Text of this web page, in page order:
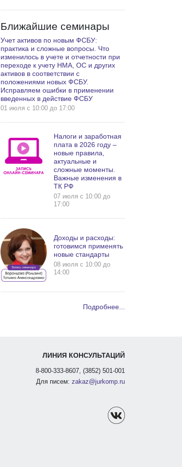
Ближайшие семинары
Учет активов по новым ФСБУ:
практика и сложные вопросы. Что
изменилось в учете и отчетности при
переходе к учету НМА, ОС и других
активов в соответствии с
положениями новых ФСБУ.
Исправляем ошибки в применении
введенных в действие ФСБУ
01 июля c 10:00 до 17:00
Налоги и заработная
плата в 2026 году –
новые правила,
актуальные и
сложные моменты.
Важные изменения в
ТК РФ
07 июля c 10:00 до
17:00
Доходы и расходы:
готовимся применять
новые стандарты
08 июля c 10:00 до
14:00
Подробнее...
ЛИНИЯ КОНСУЛЬТАЦИЙ
8-800-333-8607, (3852) 501-001
Для писем: zakaz@jurkomp.ru